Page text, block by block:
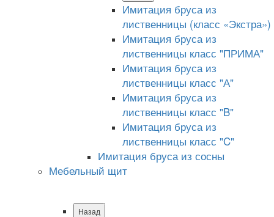
Имитация бруса из
лиственницы (класс «Экстра»)
Имитация бруса из
лиственницы класс "ПРИМА"
Имитация бруса из
лиственницы класс "А"
Имитация бруса из
лиственницы класс "B"
Имитация бруса из
лиственницы класс "C"
Имитация бруса из сосны
Мебельный щит
Назад